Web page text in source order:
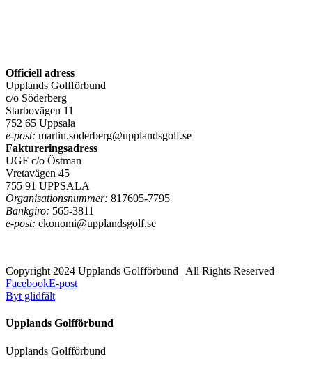
Officiell adress
Upplands Golfförbund
c/o Söderberg
Starbovägen 11
752 65 Uppsala
e-post: martin.soderberg@upplandsgolf.se
Faktureringsadress
UGF c/o Östman
Vretavägen 45
755 91 UPPSALA
Organisationsnummer: 817605-7795
Bankgiro: 565-3811
e-post: ekonomi@upplandsgolf.se
Copyright 2024 Upplands Golfförbund | All Rights Reserved
FacebookE-post
Byt glidfält
Upplands Golfförbund
Upplands Golfförbund